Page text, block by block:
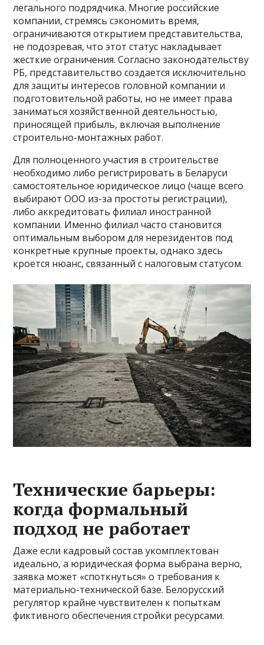
легального подрядчика. Многие российские
компании, стремясь сэкономить время,
ограничиваются открытием представительства,
не подозревая, что этот статус накладывает
жесткие ограничения. Согласно законодательству
РБ, представительство создается исключительно
для защиты интересов головной компании и
подготовительной работы, но не имеет права
заниматься хозяйственной деятельностью,
приносящей прибыль, включая выполнение
строительно-монтажных работ.
Для полноценного участия в строительстве
необходимо либо регистрировать в Беларуси
самостоятельное юридическое лицо (чаще всего
выбирают ООО из-за простоты регистрации),
либо аккредитовать филиал иностранной
компании. Именно филиал часто становится
оптимальным выбором для нерезидентов под
конкретные крупные проекты, однако здесь
кроется нюанс, связанный с налоговым статусом.
Технические барьеры:
когда формальный
подход не работает
Даже если кадровый состав укомплектован
идеально, а юридическая форма выбрана верно,
заявка может «споткнуться» о требования к
материально-технической базе. Белорусский
регулятор крайне чувствителен к попыткам
фиктивного обеспечения стройки ресурсами.